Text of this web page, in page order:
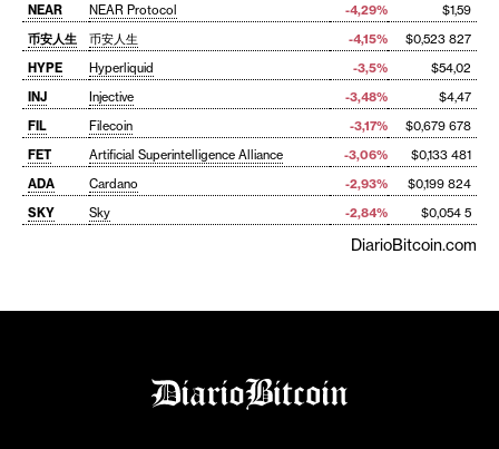
NEAR
NEAR Protocol -4,29%
$1,59
币安人生
币安人生 -4,15%
$0,523 827
HYPE
Hyperliquid -3,5%
$54,02
INJ
Injective -3,48%
$4,47
FIL
Filecoin -3,17%
$0,679 678
FET
Artificial Superintelligence Alliance -3,06%
$0,133 481
ADA
Cardano -2,93%
$0,199 824
SKY
Sky -2,84% $0,054 5
DiarioBitcoin.com